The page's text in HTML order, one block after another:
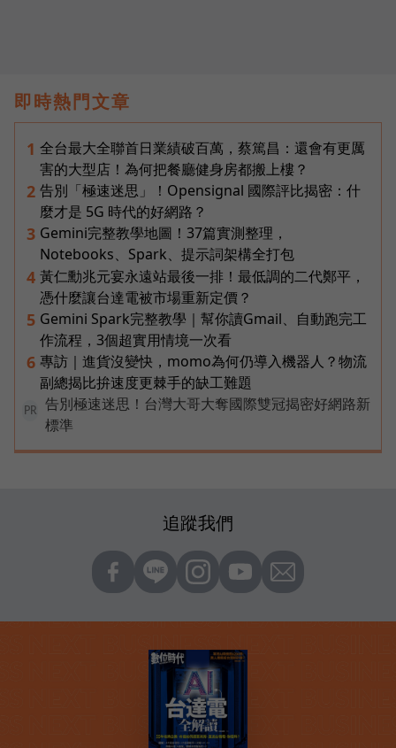
即時熱門文章
1 全台最大全聯首日業績破百萬，蔡篤昌：還會有更厲
害的大型店！為何把餐廳健身房都搬上樓？
2 告別「極速迷思」！Opensignal 國際評比揭密：什
麼才是 5G 時代的好網路？
3 Gemini完整教學地圖！37篇實測整理，
Notebooks、Spark、提示詞架構全打包
4 黃仁勳兆元宴永遠站最後一排！最低調的二代鄭平，
憑什麼讓台達電被市場重新定價？
5 Gemini Spark完整教學｜幫你讀Gmail、自動跑完工
作流程，3個超實用情境一次看
6 專訪｜進貨沒變快，momo為何仍導入機器人？物流
副總揭比拚速度更棘手的缺工難題
PR
告別極速迷思！台灣大哥大奪國際雙冠揭密好網路新
標準
追蹤我們